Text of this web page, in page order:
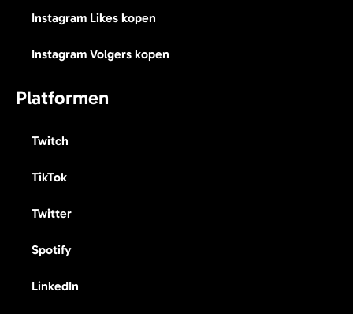
Instagram Likes kopen
Instagram Volgers kopen
Platformen
Twitch
TikTok
Twitter
Spotify
LinkedIn